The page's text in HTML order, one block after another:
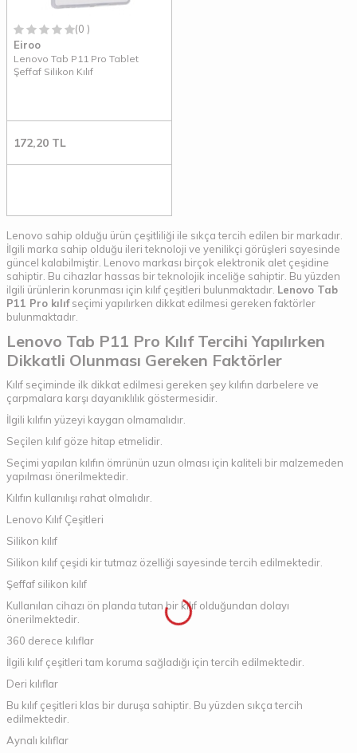
(0 )
Eiroo
Lenovo Tab P11 Pro Tablet
Şeffaf Silikon Kılıf
172,20 TL
Lenovo sahip olduğu ürün çeşitliliği ile sıkça tercih edilen bir markadır.
İlgili marka sahip olduğu ileri teknoloji ve yenilikçi görüşleri sayesinde
güncel kalabilmiştir. Lenovo markası birçok elektronik alet çeşidine
sahiptir. Bu cihazlar hassas bir teknolojik inceliğe sahiptir. Bu yüzden
ilgili ürünlerin korunması için kılıf çeşitleri bulunmaktadır. Lenovo Tab
P11 Pro kılıfseçimi yapılırken dikkat edilmesi gereken faktörler
bulunmaktadır.
Lenovo Tab P11 Pro Kılıf Tercihi Yapılırken
Dikkatli Olunması Gereken Faktörler
Kılıf seçiminde ilk dikkat edilmesi gereken şey kılıfın darbelere ve
çarpmalara karşı dayanıklılık göstermesidir.
İlgili kılıfın yüzeyi kaygan olmamalıdır.
Seçilen kılıf göze hitap etmelidir.
Seçimi yapılan kılıfın ömrünün uzun olması için kaliteli bir malzemeden
yapılması önerilmektedir.
Kılıfın kullanılışı rahat olmalıdır.
Lenovo Kılıf Çeşitleri
Silikon kılıf
Silikon kılıf çeşidi kir tutmaz özelliği sayesinde tercih edilmektedir.
Şeffaf silikon kılıf
Kullanılan cihazı ön planda tutan bir kılıf olduğundan dolayı
önerilmektedir.
360 derece kılıflar
İlgili kılıf çeşitleri tam koruma sağladığı için tercih edilmektedir.
Deri kılıflar
Bu kılıf çeşitleri klas bir duruşa sahiptir. Bu yüzden sıkça tercih
edilmektedir.
Aynalı kılıflar